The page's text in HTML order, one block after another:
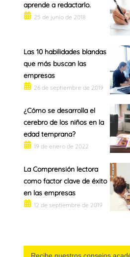
aprende a redactarlo.
25 de junio de 2018
Las 10 habilidades blandas
que más buscan las
empresas
26 de septiembre de 2019
¿Cómo se desarrolla el
cerebro de los niños en la
edad temprana?
19 de enero de 2022
La Comprensión lectora
como factor clave de éxito
en las empresas
12 de septiembre de 2019